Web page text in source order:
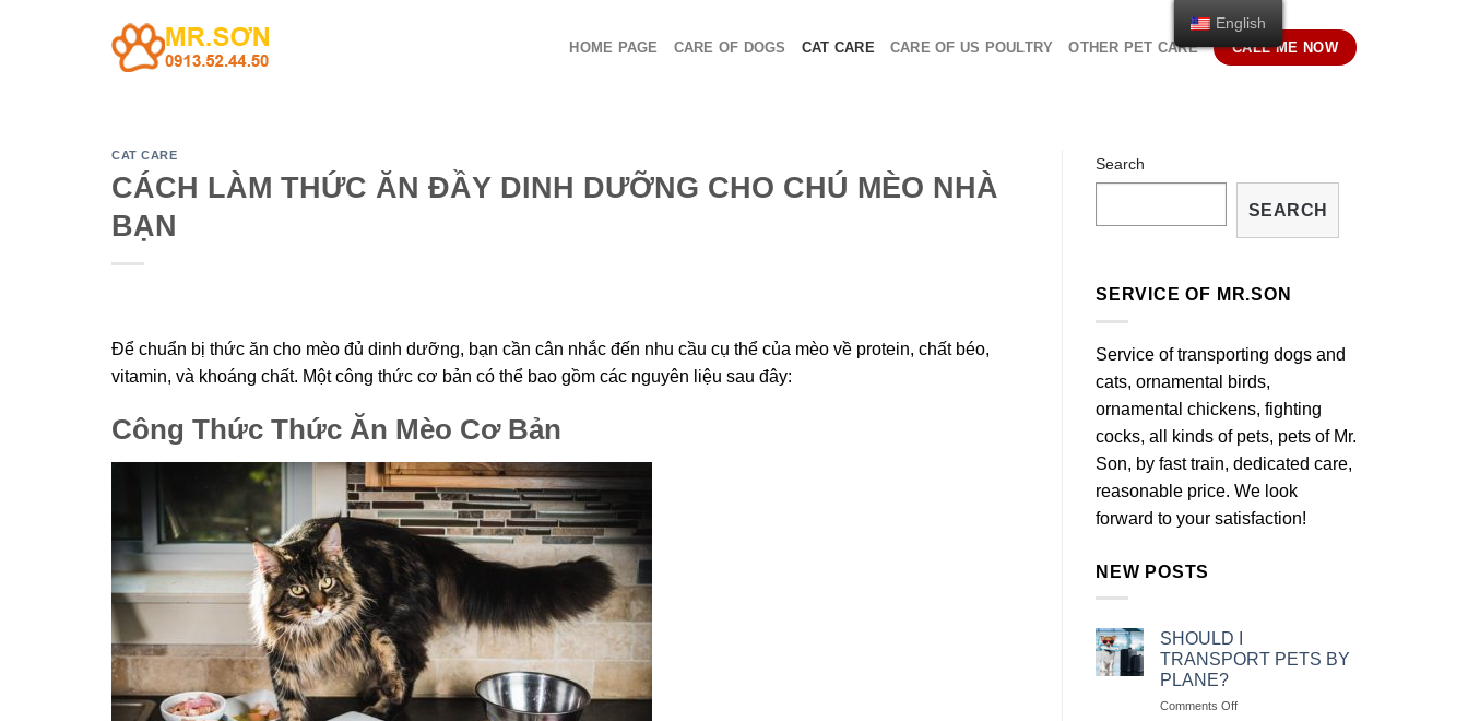
HOME PAGE CARE OF DOGS CAT CARE CARE OF US POULTRY OTHER PET CARE CALL ME NOW
CAT CARE
CÁCH LÀM THỨC ĂN ĐẦY DINH DƯỠNG CHO CHÚ MÈO NHÀ
BẠN
Để chuẩn bị thức ăn cho mèo đủ dinh dưỡng, bạn cần cân nhắc đến nhu cầu cụ thể của mèo về protein, chất béo,
vitamin, và khoáng chất. Một công thức cơ bản có thể bao gồm các nguyên liệu sau đây:
Công Thức Thức Ăn Mèo Cơ Bản
Search
SEARCH
SERVICE OF MR.SON
Service of transporting dogs and
cats, ornamental birds,
ornamental chickens, fighting
cocks, all kinds of pets, pets of Mr.
Son, by fast train, dedicated care,
reasonable price. We look
forward to your satisfaction!
NEW POSTS
SHOULD I
TRANSPORT PETS BY
PLANE?
Comments Offon
English